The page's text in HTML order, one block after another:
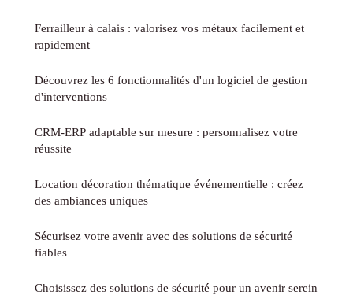
Ferrailleur à calais : valorisez vos métaux facilement et
rapidement
Découvrez les 6 fonctionnalités d'un logiciel de gestion
d'interventions
CRM-ERP adaptable sur mesure : personnalisez votre
réussite
Location décoration thématique événementielle : créez
des ambiances uniques
Sécurisez votre avenir avec des solutions de sécurité
fiables
Choisissez des solutions de sécurité pour un avenir serein